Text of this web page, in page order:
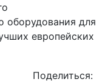
оборудования для
европейских
Поделиться: